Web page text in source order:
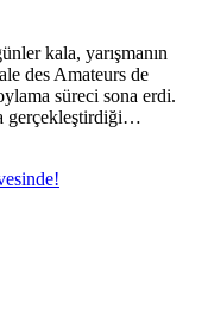
kala, yarışmanın
des Amateurs de
süreci sona erdi.
gerçekleştirdiği…